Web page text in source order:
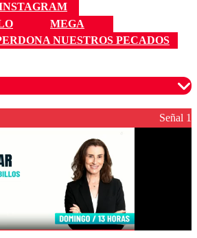
MEGA
NUESTROS PECADOS
son moderados para garantizar un
diálogo respetuoso.
Señal 1